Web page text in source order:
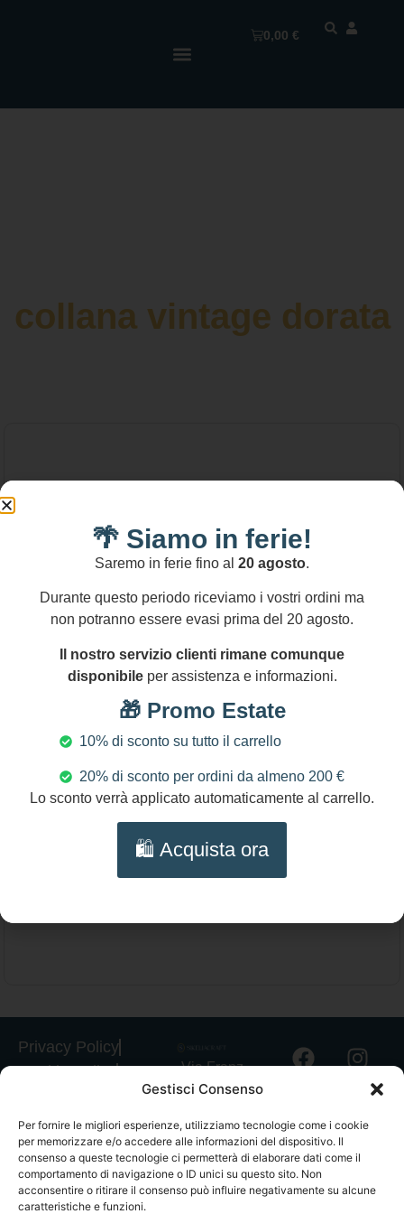
Gestisci Consenso
Per fornire le migliori esperienze, utilizziamo tecnologie come i cookie
per memorizzare e/o accedere alle informazioni del dispositivo. Il
consenso a queste tecnologie ci permetterà di elaborare dati come il
comportamento di navigazione o ID unici su questo sito. Non
acconsentire o ritirare il consenso può influire negativamente su alcune
caratteristiche e funzioni.
0,00€
collana vintage dorata
28,00€ - 113,00€
Collana Cavalluccio Marino – Collana
siciliana artigianale con ceramica di
Caltagirone e charms marini
Scegli
Privacy Policy
Cookie Policy
Spedizioni
Informativa
GPSR
Termini e
Via Franz
Fischietti, 15
Palermo
+39
3939546162
info@sikeliac
🌴 Siamo in ferie!
Saremo in ferie fino al 20 agosto.
Durante questo periodo riceviamo i vostri ordini ma
non potranno essere evasi prima del 20 agosto.
Il nostro servizio clienti rimane comunque
disponibileper assistenza e informazioni.
🎁 Promo Estate
10% di sconto su tutto il carrello
20% di sconto per ordini da almeno 200 €
Lo sconto verrà applicato automaticamente al carrello.
🛍️ Acquista ora